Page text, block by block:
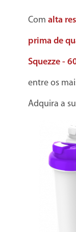
Com alta
prima de
Squezze -
entre os
Adquira a